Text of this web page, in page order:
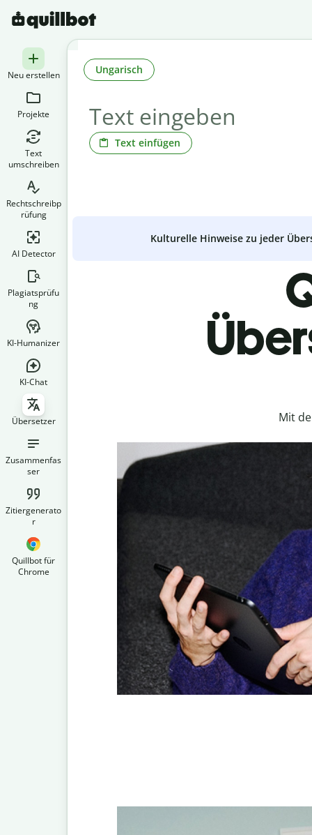
Neu erstellen
Projekte
Text
umschreiben
Rechtschreibp
rüfung
AI Detector
Plagiatsprüfu
ng
KI-Humanizer
KI-Chat
Übersetzer
Zusammenfas
ser
Zitiergenerato
r
Quillbot für
Chrome
Text einfügen
Ungarisch
Kulturelle Hinweise zu jeder
Mit